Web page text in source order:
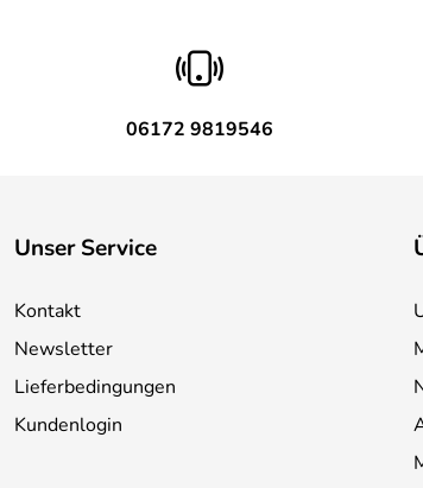
06172 9819546
Unser Service
Kontakt
Newsletter
Lieferbedingungen
Kundenlogin